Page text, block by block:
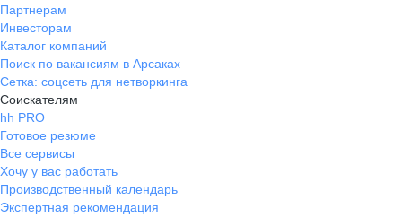
Партнерам
Инвесторам
Каталог компаний
Поиск по вакансиям в Арсаках
Сетка: соцсеть для нетворкинга
Соискателям
hh PRO
Готовое резюме
Все сервисы
Хочу у вас работать
Производственный календарь
Экспертная рекомендация